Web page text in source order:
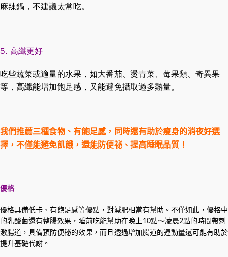
麻辣鍋，不建議太常吃。
5. 高纖更好
吃些蔬菜或適量的水果，如大番茄、燙青菜、莓果類、奇異果
等，高纖能增加飽足感，又能避免攝取過多熱量。
我們推薦三種食物、有飽足感，同時還有助於瘦身的消夜好選
擇，不僅能避免飢餓，還能防便祕、提高睡眠品質！
優格
優格具備低卡、有飽足感等優點，對減肥相當有幫助。不僅如此，優格中
的乳酸菌還有整腸效果，睡前吃能幫助在晚上10點～凌晨2點的時間帶刺
激腸道，具備預防便秘的效果，而且透過增加腸道的運動量還可能有助於
提升基礎代謝。